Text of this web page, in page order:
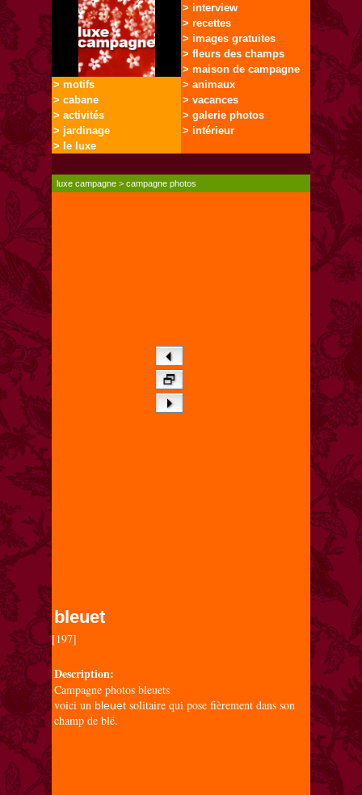
> interview
> recettes
> images gratuites
> fleurs des champs
> maison de campagne
> motifs
> cabane
> activités
> jardinage
> le luxe
> animaux
> vacances
> galerie photos
> intérieur
luxe campagne >campagne photos
bleuet
[197]
Description:
Campagne photos bleuets
voici un bleuet solitaire qui pose fièrement dans son
champ de blé.